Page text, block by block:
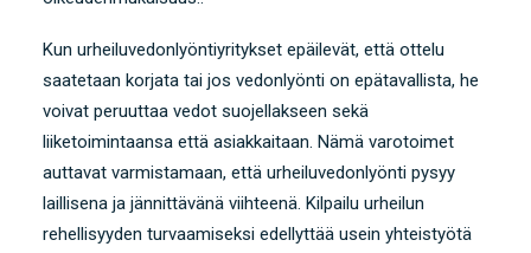
Kun urheiluvedonlyöntiyritykset epäilevät, että ottelu
saatetaan korjata tai jos vedonlyönti on epätavallista, he
voivat peruuttaa vedot suojellakseen sekä
liiketoimintaansa että asiakkaitaan. Nämä varotoimet
auttavat varmistamaan, että urheiluvedonlyönti pysyy
laillisena ja jännittävänä viihteenä. Kilpailu urheilun
rehellisyyden turvaamiseksi edellyttää usein yhteistyötä